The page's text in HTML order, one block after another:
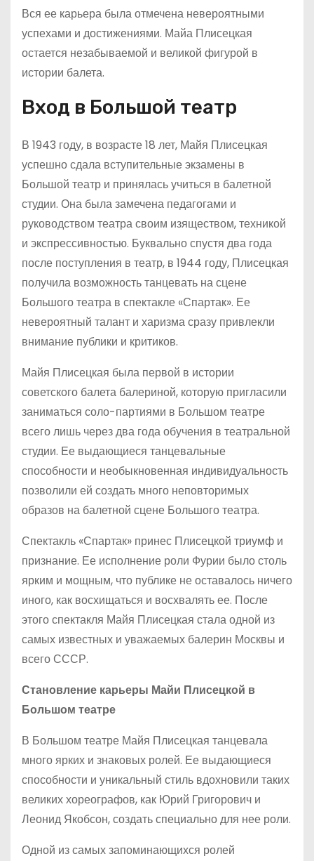
Вся ее карьера была отмечена невероятными
успехами и достижениями. Майа Плисецкая
остается незабываемой и великой фигурой в
истории балета.
Вход в Большой театр
В 1943 году, в возрасте 18 лет, Майя Плисецкая
успешно сдала вступительные экзамены в
Большой театр и принялась учиться в балетной
студии. Она была замечена педагогами и
руководством театра своим изяществом, техникой
и экспрессивностью. Буквально спустя два года
после поступления в театр, в 1944 году, Плисецкая
получила возможность танцевать на сцене
Большого театра в спектакле «Спартак». Ее
невероятный талант и харизма сразу привлекли
внимание публики и критиков.
Майя Плисецкая была первой в истории
советского балета балериной, которую пригласили
заниматься соло-партиями в Большом театре
всего лишь через два года обучения в театральной
студии. Ее выдающиеся танцевальные
способности и необыкновенная индивидуальность
позволили ей создать много неповторимых
образов на балетной сцене Большого театра.
Спектакль «Спартак» принес Плисецкой триумф и
признание. Ее исполнение роли Фурии было столь
ярким и мощным, что публике не оставалось ничего
иного, как восхищаться и восхвалять ее. После
этого спектакля Майя Плисецкая стала одной из
самых известных и уважаемых балерин Москвы и
всего СССР.
Становление карьеры Майи Плисецкой в
Большом театре
В Большом театре Майя Плисецкая танцевала
много ярких и знаковых ролей. Ее выдающиеся
способности и уникальный стиль вдохновили таких
великих хореографов, как Юрий Григорович и
Леонид Якобсон, создать специально для нее роли.
Одной из самых запоминающихся ролей